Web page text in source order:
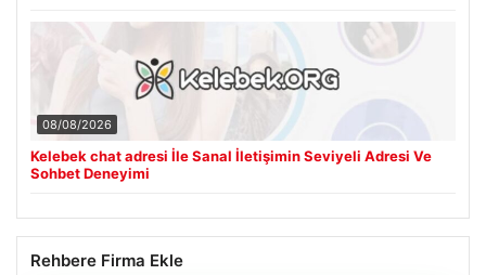
08/08/2026
Kelebek chat adresi İle Sanal İletişimin Seviyeli Adresi Ve
Sohbet Deneyimi
Rehbere Firma Ekle